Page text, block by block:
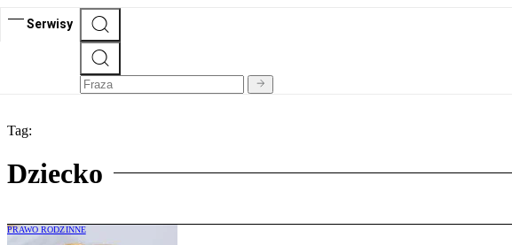
Serwisy
Tag:
Dziecko
PRAWO RODZINNE